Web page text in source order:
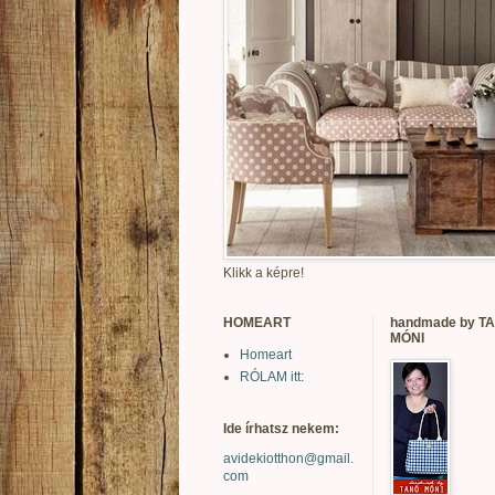
Klikk a képre!
HOMEART
Homeart
RÓLAM itt:
Ide írhatsz nekem:
avidekiotthon@gmail.
com
handmade by
MÓNI